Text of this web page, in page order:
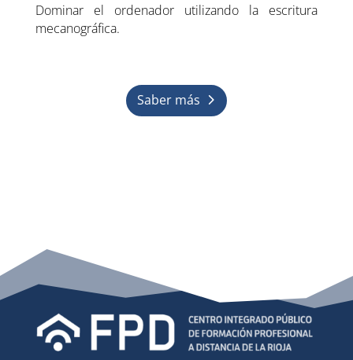
Dominar el ordenador utilizando la escritura
mecanográfica.
Saber más